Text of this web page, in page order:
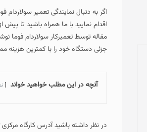
اگر به دنبال نمایندگی تعمیر
اقدام نمایید با ما همراه باشید تا
مقاله توسط تعمیرکار سولاردام فوما
جزئی دستگاه خود را با کمترین هزینه
آنچه در این مطلب خواهید خواند
در نظر داشته باشید آدرس کارگاه مرکزی